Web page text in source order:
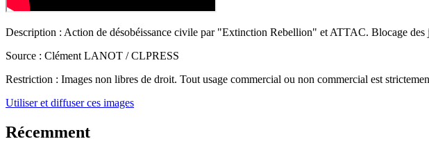
Description : Action de désobéissance civile par "Extinction Rebellion" et ATTAC. Blocage des
Source : Clément LANOT / CLPRESS
Restriction : Images non libres de droit. Tout usage commercial ou non commercial est
Utiliser et diffuser ces images
Récemment